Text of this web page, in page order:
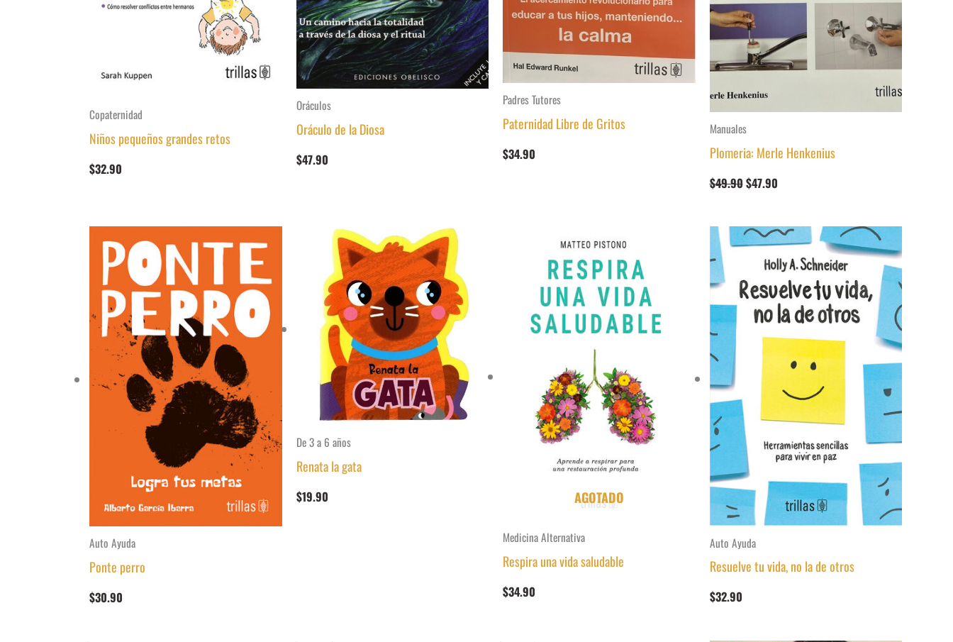
Copaternidad
Niños pequeños grandes retos
$32.90
Oráculos
Oráculo de la Diosa
$47.90
Padres Tutores
Paternidad Libre de Gritos
$34.90
Manuales
Plomeria: Merle Henkenius
$49.90El
precio
$49.90.
$47.90El
precio
$47.90.
Auto Ayuda
Ponte perro
$30.90
De 3 a 6 años
Renata la gata
$19.90 AGOTADO
Medicina Alternativa
Respira una vida saludable
$34.90
Auto Ayuda
Resuelve tu vida, no la de otros
$32.90